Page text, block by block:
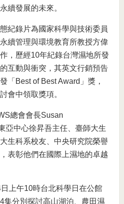
續發展的未來。
紀錄片為國家科學與技術委員
續管理與環境教育所教授方偉
，歷經10年紀錄台灣濕地所發
互動與衝突，其英文行銷預告
「Best of Best Award」獎，
會中領取獎項。
總會會長Susan
亞中心徐昇吾主任、臺師大生
生科系校友、中央研究院榮譽
表彰他們在國際上濕地的卓越
日上午10時台北科學日在公館
集分別探討高山湖泊、農田濕